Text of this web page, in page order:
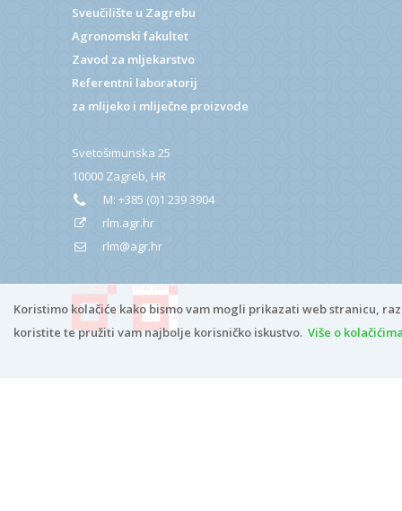
Koristimo kolačiće kako bismo vam mogli prikazati web stranicu,
koristite te pružiti vam najbolje korisničko iskustvo. Više o
Sveučilište u Zagrebu
Agronomski fakultet
Zavod za mljekarstvo
Referentni laboratorij
za mlijeko i mliječne proizvode
Svetošimunska 25
10000 Zagreb, HR
M:+385 (0)1 239 3904
rlm.agr.hr
rlm@agr.hr